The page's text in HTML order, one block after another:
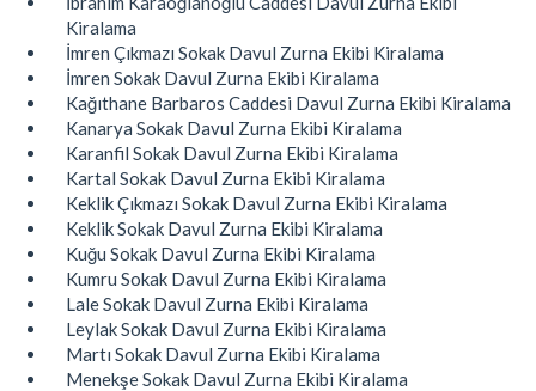
Kiralama
İmren Çıkmazı Sokak Davul Zurna Ekibi Kiralama
İmren Sokak Davul Zurna Ekibi Kiralama
Kağıthane Barbaros Caddesi Davul Zurna Ekibi Kiralama
Kanarya Sokak Davul Zurna Ekibi Kiralama
Karanfil Sokak Davul Zurna Ekibi Kiralama
Kartal Sokak Davul Zurna Ekibi Kiralama
Keklik Çıkmazı Sokak Davul Zurna Ekibi Kiralama
Keklik Sokak Davul Zurna Ekibi Kiralama
Kuğu Sokak Davul Zurna Ekibi Kiralama
Kumru Sokak Davul Zurna Ekibi Kiralama
Lale Sokak Davul Zurna Ekibi Kiralama
Leylak Sokak Davul Zurna Ekibi Kiralama
Martı Sokak Davul Zurna Ekibi Kiralama
Menekşe Sokak Davul Zurna Ekibi Kiralama